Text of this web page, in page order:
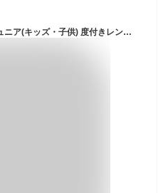
スワンズ 水泳 度付き ゴーグル ジュニア(キッズ・子供) 度付きレンズ SWCL-29 BL 度付きレンズ用 パーツセット PS-29 PIN 度数 選べる SWANS